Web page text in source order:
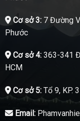
Cơ sở 3:7 Đường
Phước
Cơ sở 4:363-341
HCM
Cơ sở 5:Tổ 9, KP.
Email: